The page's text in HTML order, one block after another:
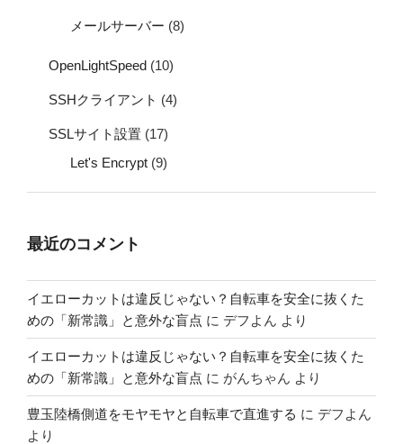
メールサーバー (8)
OpenLightSpeed (10)
SSHクライアント (4)
SSLサイト設置 (17)
Let's Encrypt (9)
最近のコメント
イエローカットは違反じゃない？自転車を安全に抜くた
めの「新常識」と意外な盲点 に デフよん より
イエローカットは違反じゃない？自転車を安全に抜くた
めの「新常識」と意外な盲点 に がんちゃん より
豊玉陸橋側道をモヤモヤと自転車で直進する に デフよん
より